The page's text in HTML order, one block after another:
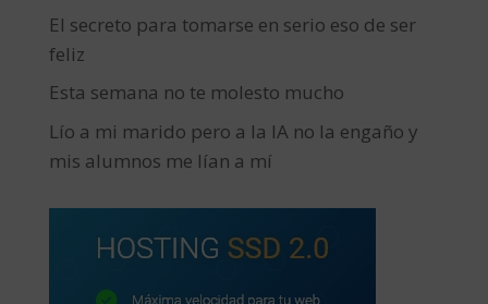
El secreto para tomarse en serio eso de ser
feliz
Esta semana no te molesto mucho
Lío a mi marido pero a la IA no la engaño y
mis alumnos me lían a mí